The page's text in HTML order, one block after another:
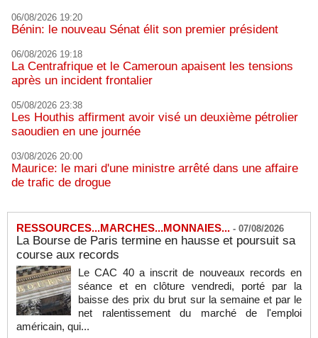
06/08/2026 19:20
Bénin: le nouveau Sénat élit son premier président
06/08/2026 19:18
La Centrafrique et le Cameroun apaisent les tensions
après un incident frontalier
05/08/2026 23:38
Les Houthis affirment avoir visé un deuxième pétrolier
saoudien en une journée
03/08/2026 20:00
Maurice: le mari d'une ministre arrêté dans une affaire
de trafic de drogue
RESSOURCES...MARCHES...MONNAIES... - 07/08/2026
La Bourse de Paris termine en hausse et poursuit sa
course aux records
Le CAC 40 a inscrit de nouveaux records en
séance et en clôture vendredi, porté par la
baisse des prix du brut sur la semaine et par le
net ralentissement du marché de l'emploi
américain, qui...